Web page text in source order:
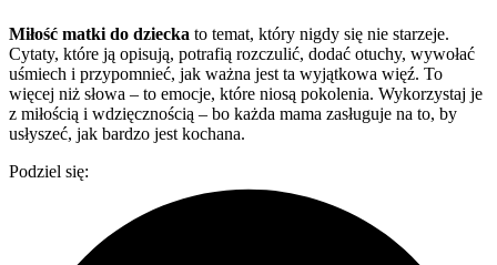
Miłość matki do dziecka to temat, który nigdy się nie starzeje.
Cytaty, które ją opisują, potrafią rozczulić, dodać otuchy, wywołać
uśmiech i przypomnieć, jak ważna jest ta wyjątkowa więź. To
więcej niż słowa – to emocje, które niosą pokolenia. Wykorzystaj je
z miłością i wdzięcznością – bo każda mama zasługuje na to, by
usłyszeć, jak bardzo jest kochana.
Podziel się: